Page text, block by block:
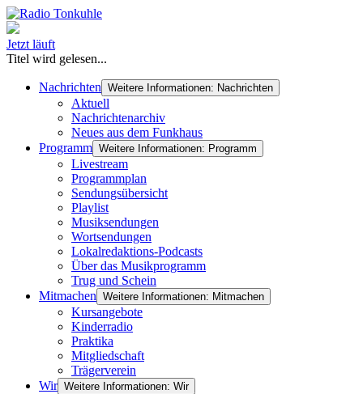
Jetzt läuft
Titel wird gelesen...
Nachrichten Weitere Informationen: Nachrichten
Aktuell
Nachrichtenarchiv
Neues aus dem Funkhaus
Programm Weitere Informationen: Programm
Livestream
Programmplan
Sendungsübersicht
Playlist
Musiksendungen
Wortsendungen
Lokalredaktions-Podcasts
Über das Musikprogramm
Trug und Schein
Mitmachen Weitere Informationen: Mitmachen
Kursangebote
Kinderradio
Praktika
Mitgliedschaft
Trägerverein
Wir Weitere Informationen: Wir